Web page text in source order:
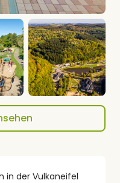
in der Vulkaneifel